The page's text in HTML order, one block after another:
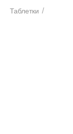
Таблетки /